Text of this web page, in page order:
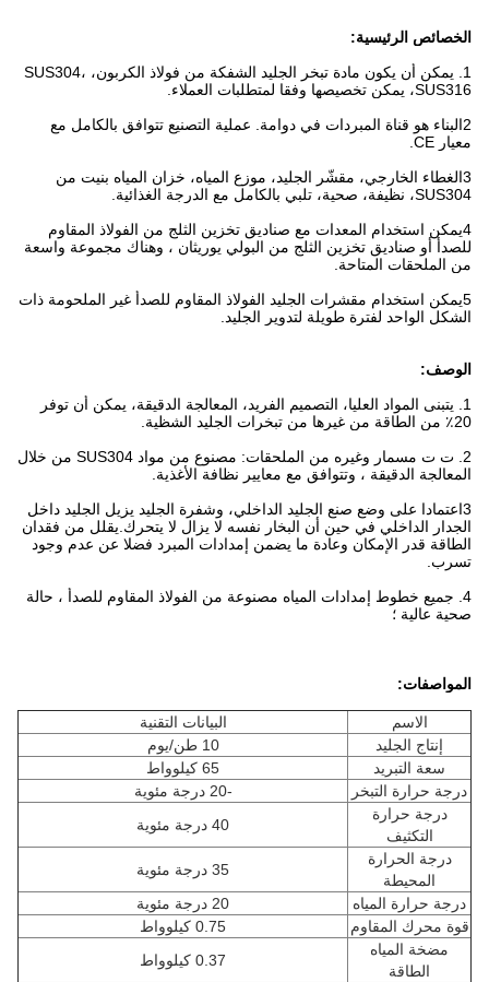
الخصائص الرئيسية:
1. يمكن أن يكون مادة تبخر الجليد الشفكة من فولاذ الكربون، SUS304،
SUS316، يمكن تخصيصها وفقا لمتطلبات العملاء.
2البناء هو قناة المبردات في دوامة. عملية التصنيع تتوافق بالكامل مع
معيار CE.
3الغطاء الخارجي، مقشّر الجليد، موزع المياه، خزان المياه بنيت من
SUS304، نظيفة، صحية، تلبي بالكامل مع الدرجة الغذائية.
4يمكن استخدام المعدات مع صناديق تخزين الثلج من الفولاذ المقاوم
للصدأ أو صناديق تخزين الثلج من البولي يوريثان ، وهناك مجموعة واسعة
من الملحقات المتاحة.
5يمكن استخدام مقشرات الجليد الفولاذ المقاوم للصدأ غير الملحومة ذات
الشكل الواحد لفترة طويلة لتدوير الجليد.
الوصف:
1. يتبنى المواد العليا، التصميم الفريد، المعالجة الدقيقة، يمكن أن توفر
20٪ من الطاقة من غيرها من تبخرات الجليد الشظية.
2. ت ت مسمار وغيره من الملحقات: مصنوع من مواد SUS304 من خلال
المعالجة الدقيقة ، وتتوافق مع معايير نظافة الأغذية.
3اعتمادا على وضع صنع الجليد الداخلي، وشفرة الجليد يزيل الجليد داخل
الجدار الداخلي في حين أن البخار نفسه لا يزال لا يتحرك.يقلل من فقدان
الطاقة قدر الإمكان وعادة ما يضمن إمدادات المبرد فضلا عن عدم وجود
تسرب.
4. جميع خطوط إمدادات المياه مصنوعة من الفولاذ المقاوم للصدأ ، حالة
صحية عالية ؛
المواصفات:
الاسم
البيانات التقنية
إنتاج الجليد
10 طن/يوم
سعة التبريد
65 كيلوواط
درجة حرارة التبخر
-20 درجة مئوية
درجة حرارة
التكثيف
40 درجة مئوية
درجة الحرارة
المحيطة
35 درجة مئوية
درجة حرارة المياه
20 درجة مئوية
قوة محرك المقاوم
0.75 كيلوواط
مضخة المياه
الطاقة
0.37 كيلوواط